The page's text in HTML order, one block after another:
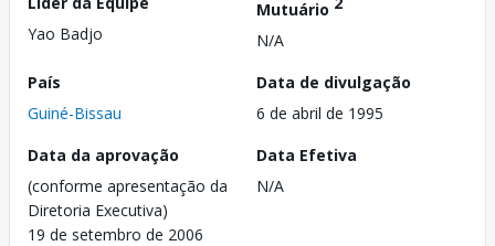
Yao Badjo
Mutuário
N/A
País
Guiné-Bissau
Data de divulgação
6 de abril de 1995
Data da aprovação
(conforme apresentação da
Diretoria Executiva)
19 de setembro de 2006
Data Efetiva
N/A